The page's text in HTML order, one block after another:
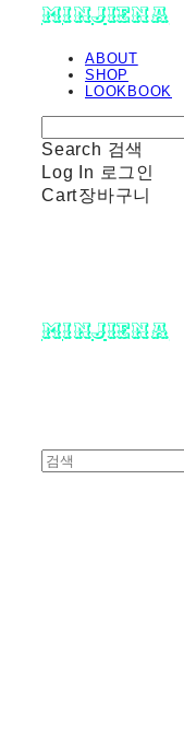
minjiena
ABOUT
SHOP
LOOKBOOK
Search 검색
Log In 로그인
Cart장바구니
minjiena